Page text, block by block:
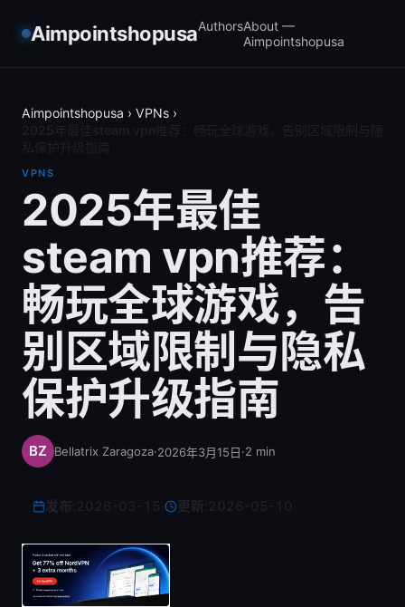
AimpointshopusaAuthorsAbout —
Aimpointshopusa
Aimpointshopusa › VPNs ›
VPNS
2025年最佳
steam vpn推荐：
畅玩全球游戏，告
别区域限制与隐私
保护升级指南
Bellatrix Zaragoza·2026年3月15日·2 min
更新: